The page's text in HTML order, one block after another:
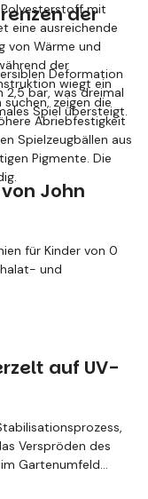
mit
eine ausreichende
von Wärme und
der
wiegt ein
zeigen die
Abriebfestigkeit
Spielzeugbällen aus
Pigmente. Die
der
Deformation
2,5 bar, was dreimal
Spiel übersteigt.
John
für Kinder von 0
und
auf UV-
Verspröden des
Gartenumfeld